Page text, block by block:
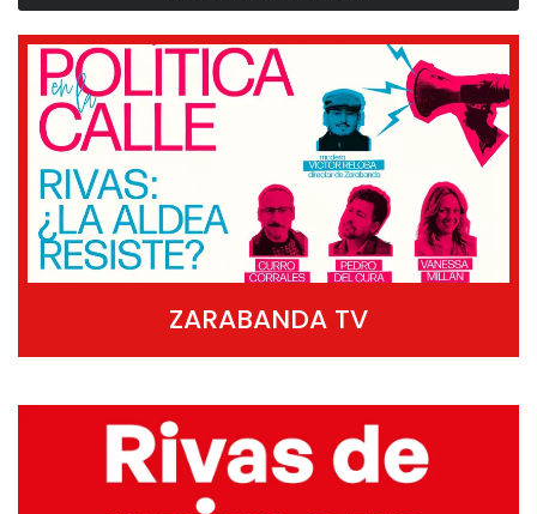
ZARABANDA TV